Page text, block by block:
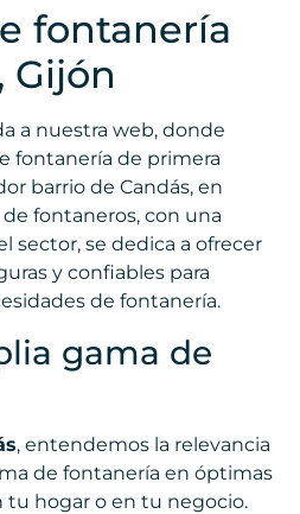
fontanería
Gijón
a nuestra web, donde
fontanería de primera
barrio de Candás, en
fontaneros, con una
sector, se dedica a ofrecer
y confiables para
de fontanería.
gama de
, entendemos la relevancia
de fontanería en óptimas
tu hogar o en tu negocio.